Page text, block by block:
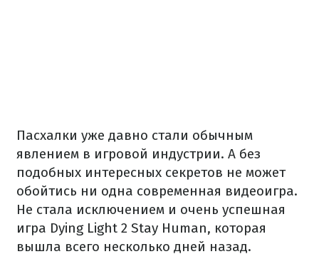
Пасхалки уже давно стали обычным
явлением в игровой индустрии. А без
подобных интересных секретов не может
обойтись ни одна современная видеоигра.
Не стала исключением и очень успешная
игра Dying Light 2 Stay Human, которая
вышла всего несколько дней назад.